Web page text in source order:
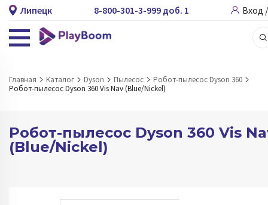
Липецк 8-800-301-3-999 доб. 1 Вход
Главная Каталог Dyson Пылесос
Робот-пылесос Dyson 360
Робот-пылесос Dyson 360 Vis Nav (Blue/Nickel)
Робот-пылесос Dyson 360 Vis
(Blue/Nickel)